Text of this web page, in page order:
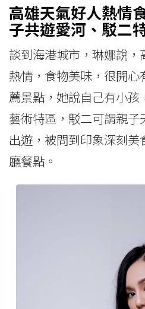
高雄天氣好人熱情
子共遊愛河、駁二
談到海港城市，琳娜說
熱情，食物美味，很開
薦景點，她說自己有小
藝術特區，駁二可謂親
出遊，被問到印象深刻
廳餐點。